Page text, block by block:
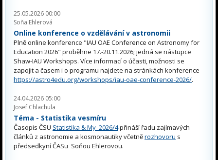
25.05.2026 00:00
Soňa Ehlerová
Online konference o vzdělávání v astronomii
Plně online konference "IAU OAE Conference on Astronomy for
Education 2026" proběhne 17.-20.11.2026; jedná se nástupce
Shaw-IAU Workshops. Více informací o účasti, možnosti se
zapojit a časem i o programu najdete na stránkách konference
https://astro4edu.org/workshops/iau-oae-conference-2026/.
24.04.2026 05:00
Josef Chlachula
Téma - Statistika vesmíru
Časopis ČSU Statistika & My 2026/4přináší řadu zajímavých
článků z astronomie a kosmonautiky včetněrozhovoru s
předsedkyní ČASu Soňou Ehlerovou.